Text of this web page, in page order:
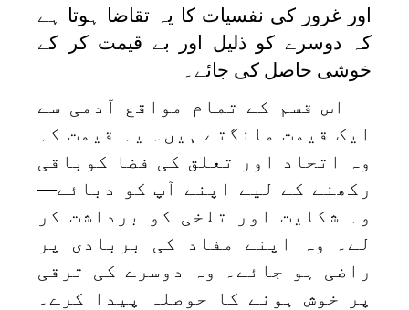
اور غرور کی نفسیات کا یہ تقاضا ہوتا ہے
کہ دوسرے کو ذلیل اور بے قیمت کر کے
خوشی حاصل کی جائے۔
اس قسم کے تمام مواقع آدمی سے
ایک قیمت مانگتے ہیں۔ یہ قیمت کہ
وہ اتحاد اور تعلق کی فضا کوباقی
رکھنے کے لیے اپنے آپ کو دبائے—
وہ شکایت اور تلخی کو برداشت کر
لے۔ وہ اپنے مفاد کی بربادی پر
راضی ہو جائے۔ وہ دوسرے کی ترقی
پر خوش ہونے کا حوصلہ پیدا کرے۔